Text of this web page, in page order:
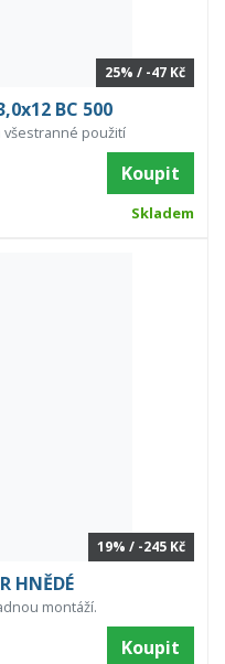
25% / -47 Kč
BC 500
použití
Koupit
Skladem
19% / -245 Kč
HNĚDÉ
montáží.
Koupit